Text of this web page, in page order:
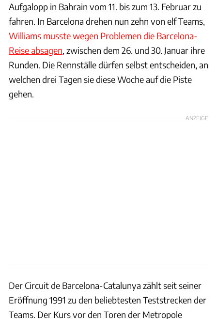
Aufgalopp in Bahrain vom 11. bis zum 13. Februar zu
fahren. In Barcelona drehen nun zehn von elf Teams,
Williams musste wegen Problemen die Barcelona-
Reise absagen, zwischen dem 26. und 30. Januar ihre
Runden. Die Rennställe dürfen selbst entscheiden, an
welchen drei Tagen sie diese Woche auf die Piste
gehen.
ANZEIGE
Der Circuit de Barcelona-Catalunya zählt seit seiner
Eröffnung 1991 zu den beliebtesten Teststrecken der
Teams. Der Kurs vor den Toren der Metropole